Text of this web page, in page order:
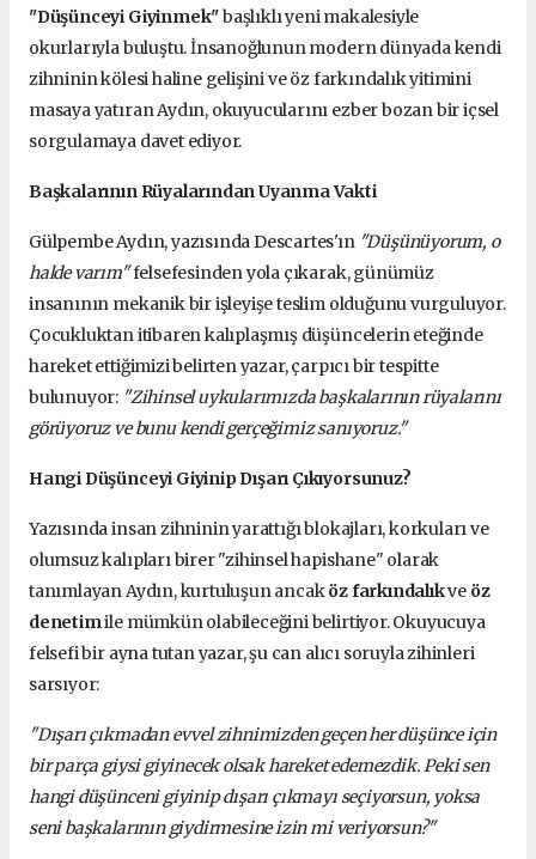
"Düşünceyi Giyinmek"başlıklı yeni makalesiyle
okurlarıyla buluştu. İnsanoğlunun modern dünyada kendi
zihninin kölesi haline gelişini ve öz farkındalık yitimini
masaya yatıran Aydın, okuyucularını ezber bozan bir içsel
sorgulamaya davet ediyor.
Başkalarının Rüyalarından Uyanma Vakti
Gülpembe Aydın, yazısında Descartes'ın "Düşünüyorum, o
halde varım"felsefesinden yola çıkarak, günümüz
insanının mekanik bir işleyişe teslim olduğunu vurguluyor.
Çocukluktan itibaren kalıplaşmış düşüncelerin eteğinde
hareket ettiğimizi belirten yazar, çarpıcı bir tespitte
bulunuyor: "Zihinsel uykularımızda başkalarının rüyalarını
görüyoruz ve bunu kendi gerçeğimiz sanıyoruz."
Hangi Düşünceyi Giyinip Dışarı Çıkıyorsunuz?
Yazısında insan zihninin yarattığı blokajları, korkuları ve
olumsuz kalıpları birer "zihinsel hapishane" olarak
tanımlayan Aydın, kurtuluşun ancaköz farkındalıkve öz
denetimile mümkün olabileceğini belirtiyor. Okuyucuya
felsefi bir ayna tutan yazar, şu can alıcı soruyla zihinleri
sarsıyor:
"Dışarı çıkmadan evvel zihnimizden geçen her düşünce için
bir parça giysi giyinecek olsak hareket edemezdik. Peki sen
hangi düşünceni giyinip dışarı çıkmayı seçiyorsun, yoksa
seni başkalarının giydirmesine izin mi veriyorsun?"